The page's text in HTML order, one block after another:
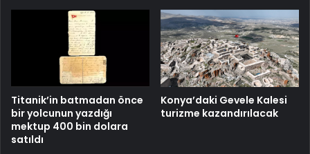
Titanik’in batmadan önce
bir yolcunun yazdığı
mektup 400 bin dolara
satıldı
Konya’daki Gevele Kalesi
turizme kazandırılacak